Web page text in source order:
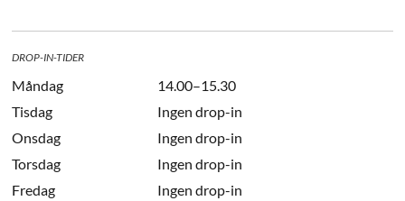
DROP-IN-TIDER
Måndag
14.00–15.30
Tisdag
Ingen drop-in
Onsdag
Ingen drop-in
Torsdag
Ingen drop-in
Fredag
Ingen drop-in